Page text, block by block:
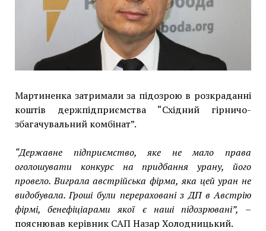
Мартиненка затримали за підозрою в розкраданні
коштів держпідприємства “Східний гірничо-
збагачувальний комбінат”.
“Державне підприємство, яке не мало права
оголошувати конкурс на придбання урану, його
провело. Виграла австрійська фірма, яка цей уран не
видобувала. Гроші були перераховані з ДП в Австрію
фірмі, бенефіціарами якої є наші підозрювані”, –
пояснював керівник САП Назар Холодницький.